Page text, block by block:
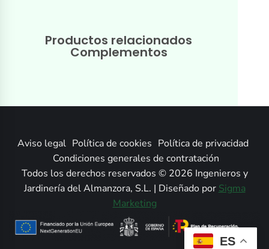
Productos relacionados
Complementos
Aviso legal Política de cookies Política de privacidad
Condiciones generales de contratación
Todos los derechos reservados © 2026 Ingenieros y
Jardinería del Almanzora, S.L. | Diseñado por Sigma
Marketing
ES